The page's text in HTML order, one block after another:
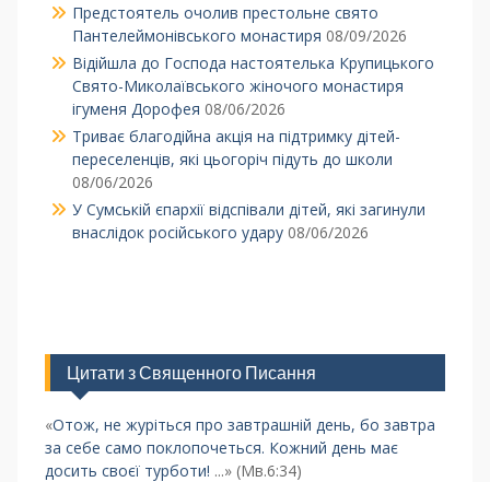
Предстоятель очолив престольне свято
Пантелеймонівського монастиря 08/09/2026
Відійшла до Господа настоятелька Крупицького
Свято-Миколаївського жіночого монастиря
ігуменя Дорофея 08/06/2026
Триває благодійна акція на підтримку дітей-
переселенців, які цьогоріч підуть до школи
08/06/2026
У Сумській єпархії відспівали дітей, які загинули
внаслідок російського удару 08/06/2026
Цитати з Священного Писання
«Отож, не журіться про завтрашній день, бо завтра
за себе само поклопочеться. Кожний день має
досить своєї турботи! ...» (Мв.6:34)